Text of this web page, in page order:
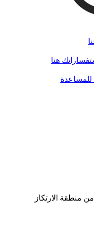
هنا
للمساعدة
منطقة الارتكاز